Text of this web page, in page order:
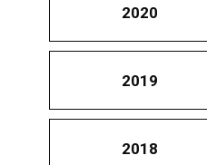
2020
2019
2018